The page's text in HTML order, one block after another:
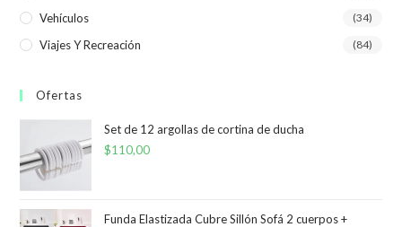
Vehículos (34)
Viajes Y Recreación (84)
Ofertas
Set de 12 argollas de cortina de ducha
$110,00
Funda Elastizada Cubre Sillón Sofá 2 cuerpos +